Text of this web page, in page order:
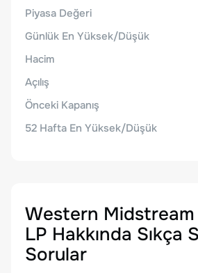
Piyasa Değeri
Günlük En Yüksek/Düşük
Hacim
Açılış
Önceki Kapanış
52 Hafta En Yüksek/Düşük
Western
LP Hakkında Sıkça
Sorular